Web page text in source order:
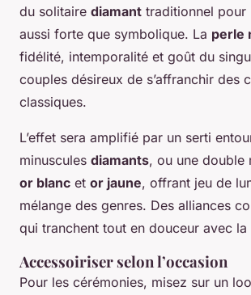
du solitaire diamant traditionnel pour
aussi forte que symbolique. La perle
fidélité, intemporalité et goût du
couples désireux de s’affranchir des
classiques.
L’effet sera amplifié par un serti
minuscules diamants, ou une double
or blanc et or jaune, offrant jeu de
mélange des genres. Des alliances
qui tranchent tout en douceur avec
Accessoiriser selon l’occasion
Pour les cérémonies, misez sur un